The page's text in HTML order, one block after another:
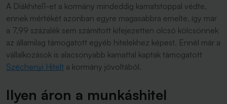
A Diákhitel1-et a kormány mindeddig kamatstoppal védte,
ennek mértékét azonban egyre magasabbra emelte, így már
a 7,99 százalék sem számított kifejezetten olcsó kölcsönnek
az államilag támogatott egyéb hitelekhez képest. Ennél már a
vállalkozások is alacsonyabb kamattal kaptak támogatott
Széchenyi Hitelt a kormány jóvoltából.
Ilyen áron a munkáshitel